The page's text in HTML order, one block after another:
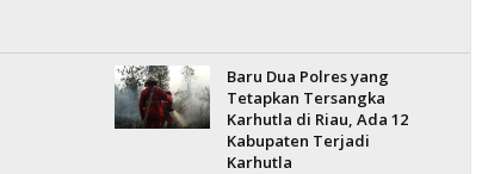
Baru Dua Polres yang
Tetapkan Tersangka
Karhutla di Riau, Ada 12
Kabupaten Terjadi
Karhutla